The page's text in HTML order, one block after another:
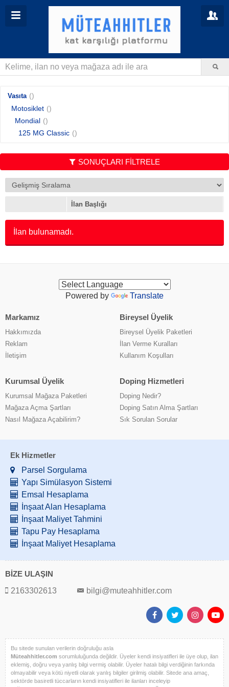
Vasıta ()
Motosiklet ()
Mondial ()
125 MG Classic ()
SONUÇLARI FİLTRELE
İlan Başlığı
İlan bulunamadı.
Powered by Translate
Markamız
Hakkımızda
Reklam
İletişim
Bireysel Üyelik
Bireysel Üyelik Paketleri
İlan Verme Kuralları
Kullanım Koşulları
Kurumsal Üyelik
Kurumsal Mağaza Paketleri
Mağaza Açma Şartları
Nasıl Mağaza Açabilirim?
Doping Hizmetleri
Doping Nedir?
Doping Satın Alma Şartları
Sık Sorulan Sorular
Ek Hizmetler
Parsel Sorgulama
Yapı Simülasyon Sistemi
Emsal Hesaplama
İnşaat Alan Hesaplama
İnşaat Maliyet Tahmini
Tapu Pay Hesaplama
İnşaat Maliyet Hesaplama
BİZE ULAŞIN
2163302613
bilgi@muteahhitler.com
Bu sitede sunulan verilerin doğruluğu asla
Müteahhitler.com sorumluluğunda değildir. Üyeler kendi insiyatifleri ile üye olup, ilan
eklemiş, doğru veya yanlış bilgi vermiş olabilir. Üyeler hatalı bilgi verdiğinin farkında
olmayabilir veya kötü niyetli olarak yanlış bilgiler girilmiş olabilir. Sitede ana amaç,
sektörde basiretli tüccarların kendi insiyatifleri ile ilanları inceleyip